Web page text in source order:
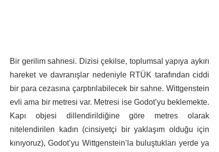
Bir gerilim sahnesi. Dizisi çekilse, toplumsal yapıya aykırı
hareket ve davranışlar nedeniyle RTÜK tarafından ciddi
bir para cezasına çarptırılabilecek bir sahne. Wittgenstein
evli ama bir metresi var. Metresi ise Godot’yu beklemekte.
Kapı objesi dillendirildiğine göre metres olarak
nitelendirilen kadın (cinsiyetçi bir yaklaşım olduğu için
kınıyoruz), Godot’yu Wittgenstein’la buluştukları yerde ya